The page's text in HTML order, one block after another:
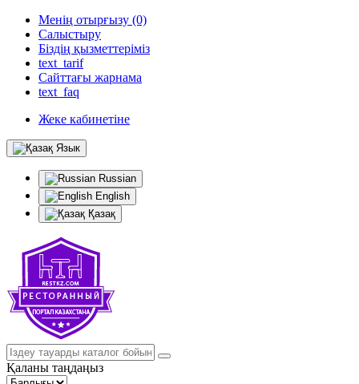
Менің отырғызу (0)
Салыстыру
Біздің қызметтеріміз
text_tarif
Сайттағы жарнама
text_faq
Жеке кабинетіне
Язык
Russian
English
Қазақ
Қаланы таңдаңыз